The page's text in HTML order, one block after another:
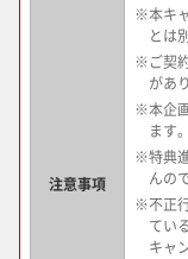
注意事項
※本キ
とは
※ ご契
があ
※本企
ます。
※特典
んの
※不正
てい
キャ